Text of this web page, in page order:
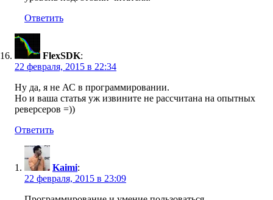
Ответить
FlexSDK:
22 февраля, 2015 в 22:34
Ну да, я не АС в программировании.
Но и ваша статья уж извините не рассчитана на опытных
реверсеров =))
Ответить
Kaimi:
22 февраля, 2015 в 23:09